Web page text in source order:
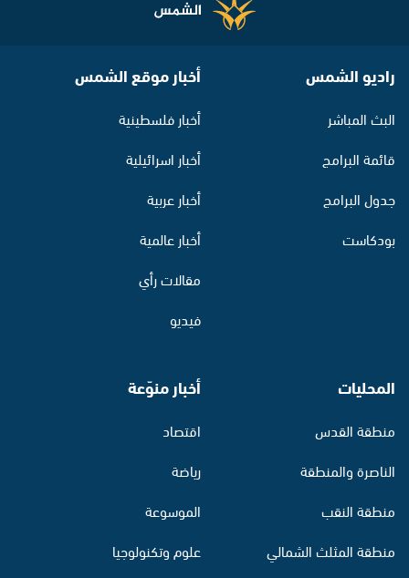
راديو الشمس
البث المباشر
قائمة البرامج
جدول البرامج
بودكاست
أخبار موقع الشمس
أخبار فلسطينية
أخبار اسرائيلية
أخبار عربية
أخبار عالمية
مقالات رأي
فيديو
المحليات
منطقة القدس
الناصرة والمنطقة
منطقة النقب
منطقة المثلث الشمالي
أخبار منوّعة
اقتصاد
رياضة
الموسوعة
علوم وتكنولوجيا